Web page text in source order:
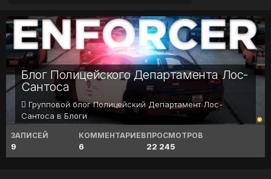
Блог Полицейского Департамента Лос-
Сантоса
Групповой блог Полицейский Департамент Лос-
Сантоса в Блоги
ЗАПИСЕЙ
9
КОММЕНТАРИЕВ
6
ПРОСМОТРОВ
22 245